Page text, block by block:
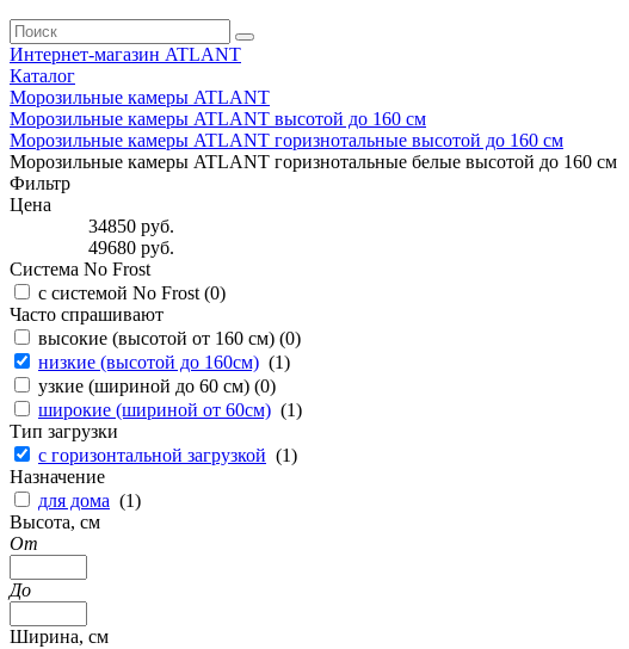
Интернет-магазин ATLANT
Каталог
Морозильные камеры ATLANT
Морозильные камеры ATLANT высотой до 160 см
Морозильные камеры ATLANT горизнотальные высотой до 160 см
Морозильные камеры ATLANT горизнотальные белые высотой до 160 см
Фильтр
Цена
34850 руб.
49680 руб.
Система No Frost
с системой No Frost (0)
Часто спрашивают
высокие (высотой от 160 см) (0)
низкие (высотой до 160см) (1)
узкие (шириной до 60 см) (0)
широкие (шириной от 60см) (1)
Тип загрузки
с горизонтальной загрузкой (1)
Назначение
для дома (1)
Высота, см
От
До
Ширина, см